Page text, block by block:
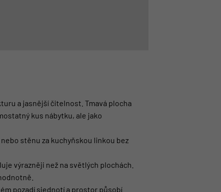
a jasnější čitelnost. Tmavá plocha
kus nábytku, ale jako
stěnu za kuchyňskou linkou bez
výrazněji než na světlých plochách.
pozadí sjednotí a prostor působí